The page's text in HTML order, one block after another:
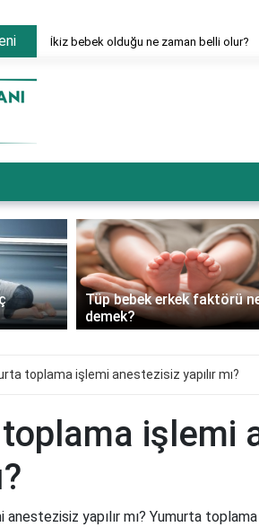
İkiz bebek olduğu ne zaman belli olur?
Tüp bebek erkek faktörü
demek?
toplama işlemi anestezisiz yapılır mı?
işlemi
yapılır mı? Yumurta